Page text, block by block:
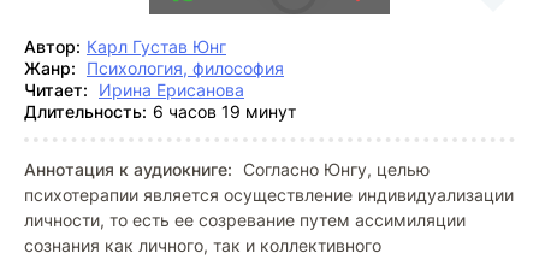
Автор: Карл Густав Юнг
Жанр:
Психология, философия
Читает:
Ирина Ерисанова
Длительность: 6 часов 19 минут
Аннотация к аудиокниге: Согласно Юнгу, целью
психотерапии является осуществление индивидуализации
личности, то есть ее созревание путем ассимиляции
сознания как личного, так и коллективного